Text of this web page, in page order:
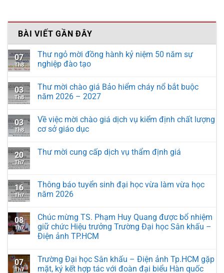
BÀI VIẾT GẦN ĐÂY
07
Th8
Thư ngỏ mời đồng hành kỷ niệm 50 năm sự
nghiệp đào tạo
03
Th8
Thư mời chào giá Bảo hiểm cháy nổ bắt buộc
năm 2026 – 2027
03
Th8
Về việc mời chào giá dịch vụ kiểm định chất lượng
cơ sở giáo dục
20
Th7
Thư mời cung cấp dịch vụ thẩm định giá
16
Th7
Thông báo tuyển sinh đại học vừa làm vừa học
năm 2026
08
Th7
Chúc mừng TS. Phạm Huy Quang được bổ nhiệm
giữ chức Hiệu trưởng Trường Đại học Sân khấu –
Điện ảnh TP.HCM
07
Th7
Trường Đại học Sân khấu – Điện ảnh Tp.HCM gặp
mặt, ký kết hợp tác với đoàn đại biểu Hàn quốc